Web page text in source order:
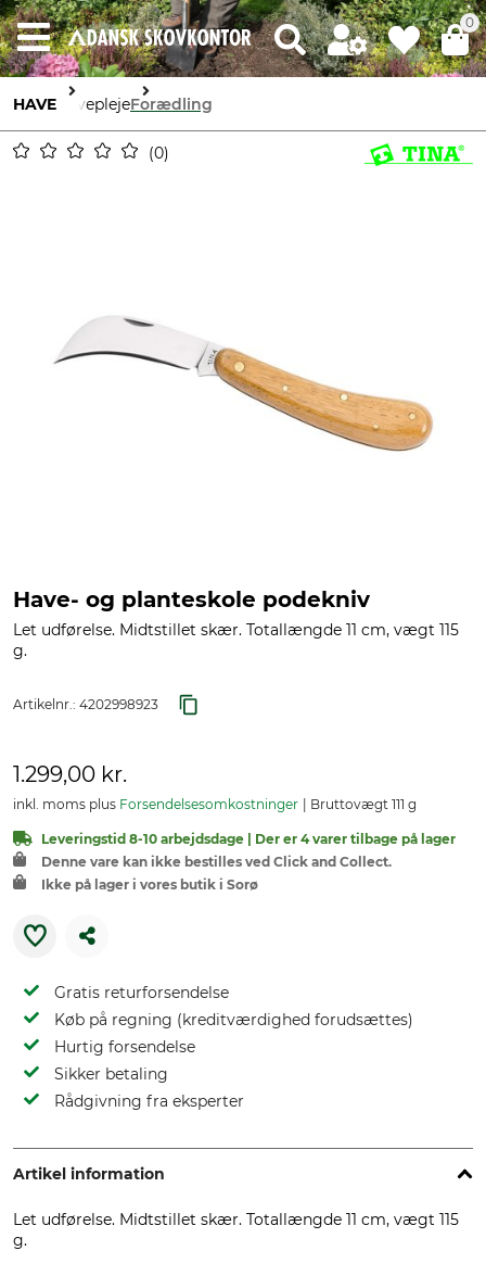
0
HAVE HaveplejeForædling
0
Have- og planteskole podekniv
Let udførelse. Midtstillet skær. Totallængde 11 cm, vægt 115
g.
Artikelnr.: 4202998923
1.299,00 kr.
inkl. moms plus Forsendelsesomkostninger Bruttovægt 111 g
Leveringstid 8-10 arbejdsdage | Der er 4 varer tilbage på lager
Denne vare kan ikke bestilles ved Click and Collect.
Ikke på lager i vores butik i Sorø
Gratis returforsendelse
Køb på regning (kreditværdighed forudsættes)
Hurtig forsendelse
Sikker betaling
Rådgivning fra eksperter
Artikel information
Let udførelse. Midtstillet skær. Totallængde 11 cm, vægt 115
g.